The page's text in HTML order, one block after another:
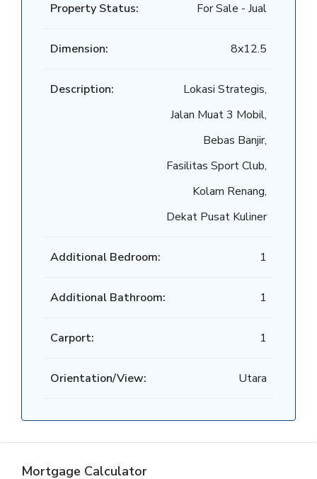
Property Status: For Sale - Jual
Dimension: 8x12.5
Description:
Lokasi Strategis,
Jalan Muat 3 Mobil,
Bebas Banjir,
Fasilitas Sport Club,
Kolam Renang,
Dekat Pusat Kuliner
Additional Bedroom: 1
Additional Bathroom: 1
Carport: 1
Orientation/View: Utara
Mortgage Calculator